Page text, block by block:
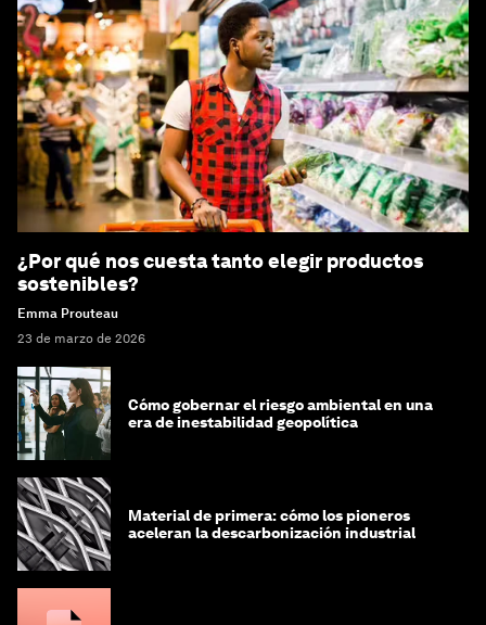
¿Por qué nos cuesta tanto elegir productos
sostenibles?
Emma Prouteau
23 de marzo de 2026
Cómo gobernar el riesgo ambiental en una
era de inestabilidad geopolítica
Material de primera: cómo los pioneros
aceleran la descarbonización industrial